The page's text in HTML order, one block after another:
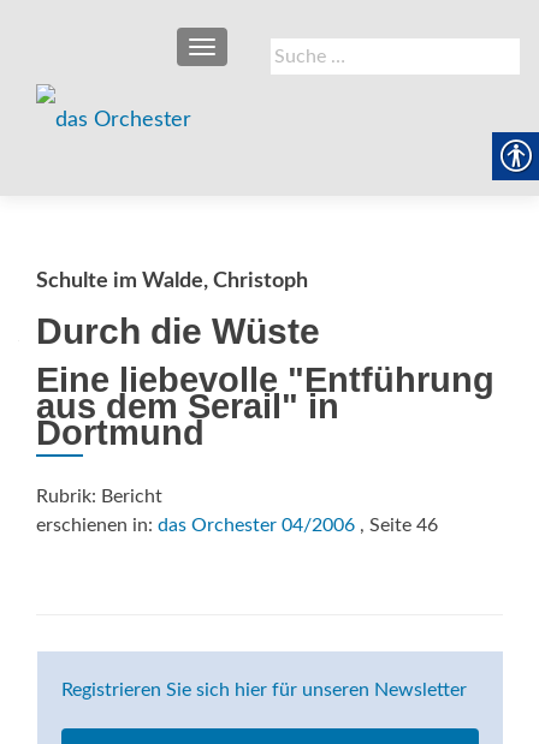
Suche
nach:
SCHALTE NAVIGATION
Schulte im Walde, Christoph
Durch die Wüste
Eine liebevolle "Entführung
aus dem Serail" in
Dortmund
Rubrik: Bericht
erschienen in: das Orchester 04/2006 , Seite 46
Registrieren Sie sich hier für unseren Newsletter